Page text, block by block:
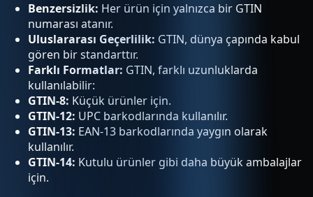
Benzersizlik: Her ürün için yalnızca bir GTIN
numarası atanır.
Uluslararası Geçerlilik: GTIN, dünya çapında kabul
gören bir standarttır.
Farklı Formatlar: GTIN, farklı uzunluklarda
kullanılabilir:
GTIN-8: Küçük ürünler için.
GTIN-12: UPC barkodlarında kullanılır.
GTIN-13: EAN-13 barkodlarında yaygın olarak
kullanılır.
GTIN-14: Kutulu ürünler gibi daha büyük ambalajlar
için.